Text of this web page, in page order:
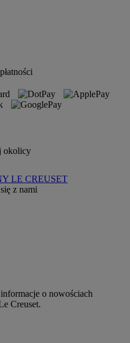
okolicy
LE CREUSET
z nami
o nowościach
Creuset.